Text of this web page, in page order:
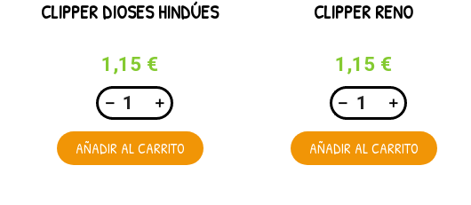
CLIPPER DIOSES HINDÚES
1,15 €
AÑADIR AL CARRITO
CLIPPER RENO
1,15 €
AÑADIR AL CARRITO